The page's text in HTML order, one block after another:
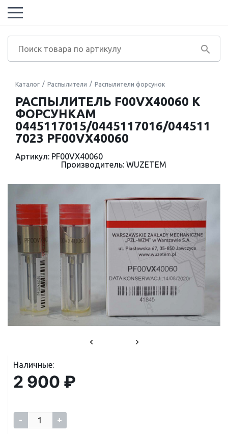
Каталог Распылители Распылители форсунок
РАСПЫЛИТЕЛЬ F00VX40060 К
ФОРСУНКАМ
0445117015/0445117016/044511
7023 PF00VX40060
Артикул: PF00VX40060
Производитель: WUZETEM
Наличные:
2 900 ₽
- +